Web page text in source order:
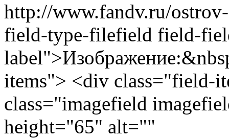
http://www.fandv.ru/
field-type-filefield field-
items"> <div class="field-
class="imagefield
height="65" alt=""